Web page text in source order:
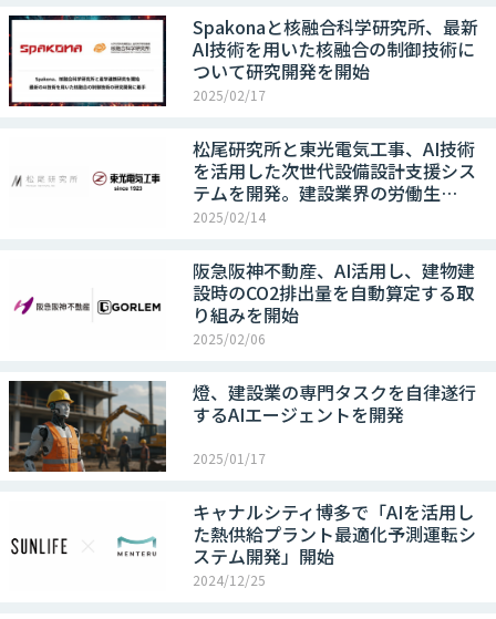
Spakonaと核融合科学研究所、最新
AI技術を用いた核融合の制御技術に
ついて研究開発を開始
2025/02/17
松尾研究所と東光電気工事、AI技術
を活用した次世代設備設計支援シス
テムを開発。建設業界の労働生…
2025/02/14
阪急阪神不動産、AI活用し、建物建
設時のCO2排出量を自動算定する取
り組みを開始
2025/02/06
燈、建設業の専門タスクを自律遂行
するAIエージェントを開発
2025/01/17
キャナルシティ博多で「AIを活用し
た熱供給プラント最適化予測運転シ
ステム開発」開始
2024/12/25